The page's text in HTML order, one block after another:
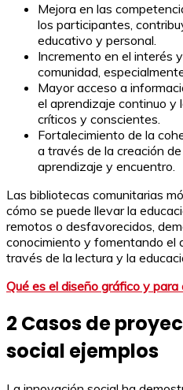
Mejora en las
los participantes,
educativo y personal.
Incremento en el interés
comunidad,
Mayor acceso a
el aprendizaje continuo y
críticos y conscientes.
Fortalecimiento de la
a través de la creación
aprendizaje y encuentro.
Las bibliotecas comunitarias
cómo se puede llevar la
remotos o desfavorecidos,
conocimiento y fomentando el
través de la lectura y la
Qué es el diseño gráfico y para
2 Casos de
social ejemplos